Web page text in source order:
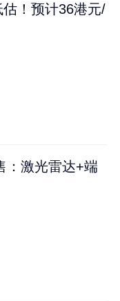
！预计36港元/
：激光雷达+端